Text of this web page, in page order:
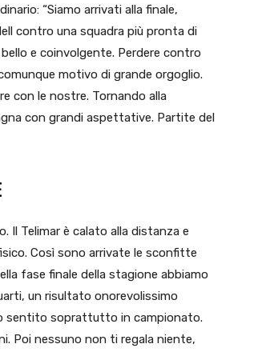
“Siamo arrivati alla finale,
contro una squadra più pronta di
e coinvolgente. Perdere contro
motivo di grande orgoglio.
con le nostre. Tornando alla
con grandi aspettative. Partite del
Il Telimar è calato alla distanza e
Così sono arrivate le sconfitte
fase finale della stagione abbiamo
un risultato onorevolissimo
sentito soprattutto in campionato.
Poi nessuno non ti regala niente,